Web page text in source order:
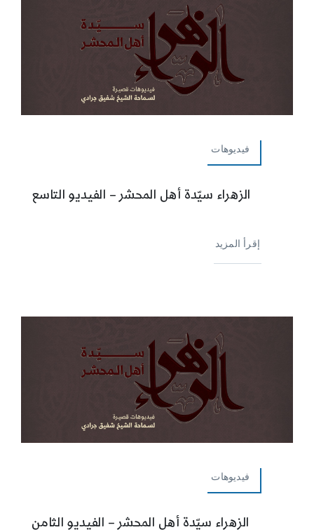
فيديوهات
الزهراء سيّدة أهل المحشر – الفيديو التاسع
إقرأ المزيد
فيديوهات
الزهراء سيّدة أهل المحشر – الفيديو الثامن